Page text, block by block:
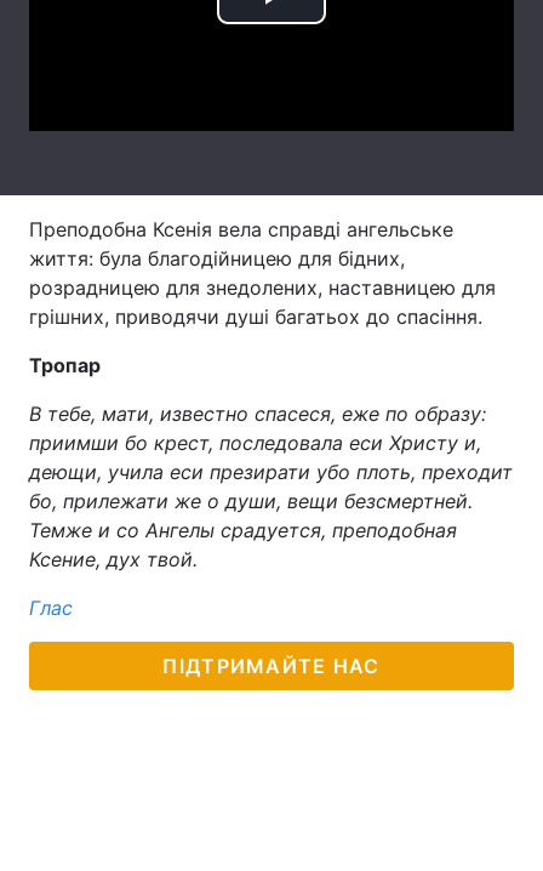
Екологія Регіони
Лонгріди
Інтерв'ю Думки
Архів Вакансії
Контакти
Послуги
Play
Преподобна Ксенія вела справді ангельське
життя: була благодійницею для бідних,
розрадницею для знедолених, наставницею для
грішних, приводячи душі багатьох до спасіння.
Тропар
В тебе, мати, известно спасеся, еже по образу:
приимши бо крест, последовала еси Христу и,
деющи, учила еси презирати убо плоть, преходит
бо, прилежати же о души, вещи безсмертней.
Темже и со Ангелы срадуется, преподобная
Ксение, дух твой.
Глас
ПІДТРИМАЙТЕ НАС